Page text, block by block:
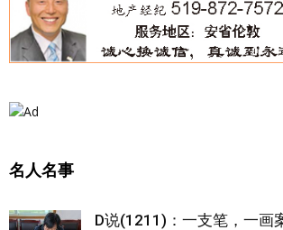
名人名事
D说(1211)：一支笔，一画